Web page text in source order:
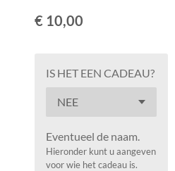
€ 10,00
IS HET EEN CADEAU?
Eventueel de naam.
Hieronder kunt u aangeven
voor wie het cadeau is.